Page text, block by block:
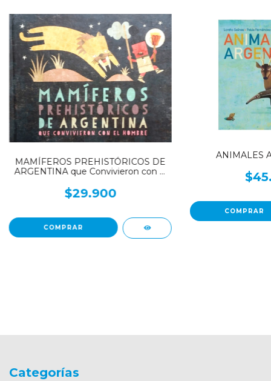
MAMÍFEROS PREHISTÓRICOS DE
ARGENTINA que Convivieron con el
$29.900
ANIMALES
Categorías